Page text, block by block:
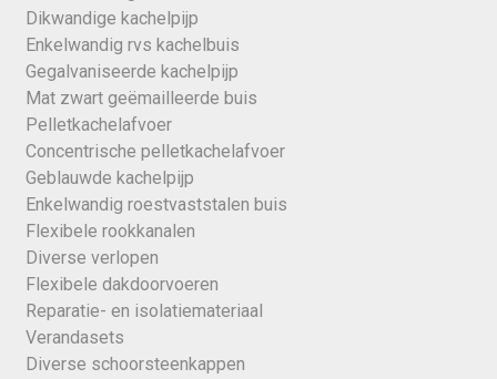
Dikwandige kachelpijp
Enkelwandig rvs kachelbuis
Gegalvaniseerde kachelpijp
Mat zwart geëmailleerde buis
Pelletkachelafvoer
Concentrische pelletkachelafvoer
Geblauwde kachelpijp
Enkelwandig roestvaststalen buis
Flexibele rookkanalen
Diverse verlopen
Flexibele dakdoorvoeren
Reparatie- en isolatiemateriaal
Verandasets
Diverse schoorsteenkappen